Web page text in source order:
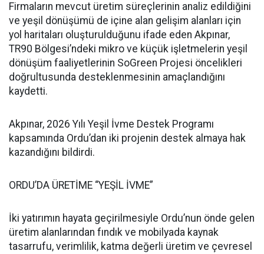
Firmaların mevcut üretim süreçlerinin analiz edildiğini
ve yeşil dönüşümü de içine alan gelişim alanları için
yol haritaları oluşturulduğunu ifade eden Akpınar,
TR90 Bölgesi’ndeki mikro ve küçük işletmelerin yeşil
dönüşüm faaliyetlerinin SoGreen Projesi öncelikleri
doğrultusunda desteklenmesinin amaçlandığını
kaydetti.
Akpınar, 2026 Yılı Yeşil İvme Destek Programı
kapsamında Ordu’dan iki projenin destek almaya hak
kazandığını bildirdi.
ORDU’DA ÜRETİME “YEŞİL İVME”
İki yatırımın hayata geçirilmesiyle Ordu’nun önde gelen
üretim alanlarından fındık ve mobilyada kaynak
tasarrufu, verimlilik, katma değerli üretim ve çevresel